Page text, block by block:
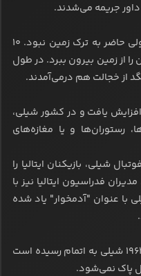
داور جریمه می‌شدند.
جورجو فرینی در دقیقه ۴ اخراج شد ولی حاضر به ترک زمین نبود. ۱۰
از زمین بیرون ببرد. در طول
از خجالت هم درمی‌آمدند.
یافت و در کشور شیلی،
رستوران‌ها و یا مغازه‌های
شیلی، بازیکنان ایتالیا را
فدراسیون ایتالیا نیز با
با عنوان "آدمخوار" یاد شده
نبرد سانتیاگو و جام جهانی پرحاشیه ۱۹۶۲ شیلی به اتمام رسیده است
پاک نمی‌شود.